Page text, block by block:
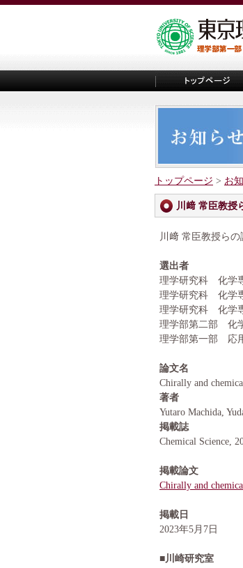
トップページ > お
川﨑 常臣教授
川﨑 常臣教授らの
選出者
理学研究科 化学
理学研究科 化学
理学研究科 化学
理学部第二部 化
理学部第一部 応
論文名
Chirally and
著者
Yutaro Machida,
掲載誌
Chemical Science,
掲載論文
Chirally and
掲載日
2023年5月7日
■川崎研究室